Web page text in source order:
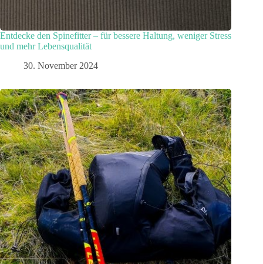
Entdecke den Spinefitter – für bessere Haltung, weniger Stress
und mehr Lebensqualität
30. November 2024